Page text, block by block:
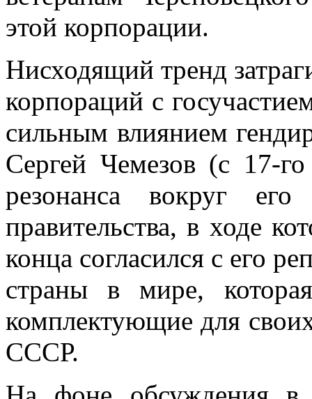
этой корпорации.
Нисходящий тренд
корпораций с
сильным влиянием
Сергей Чемезов (с 17-
резонанса вокруг
правительства, в ходе
конца согласился с его
страны в мире,
комплектующие для
СССР.